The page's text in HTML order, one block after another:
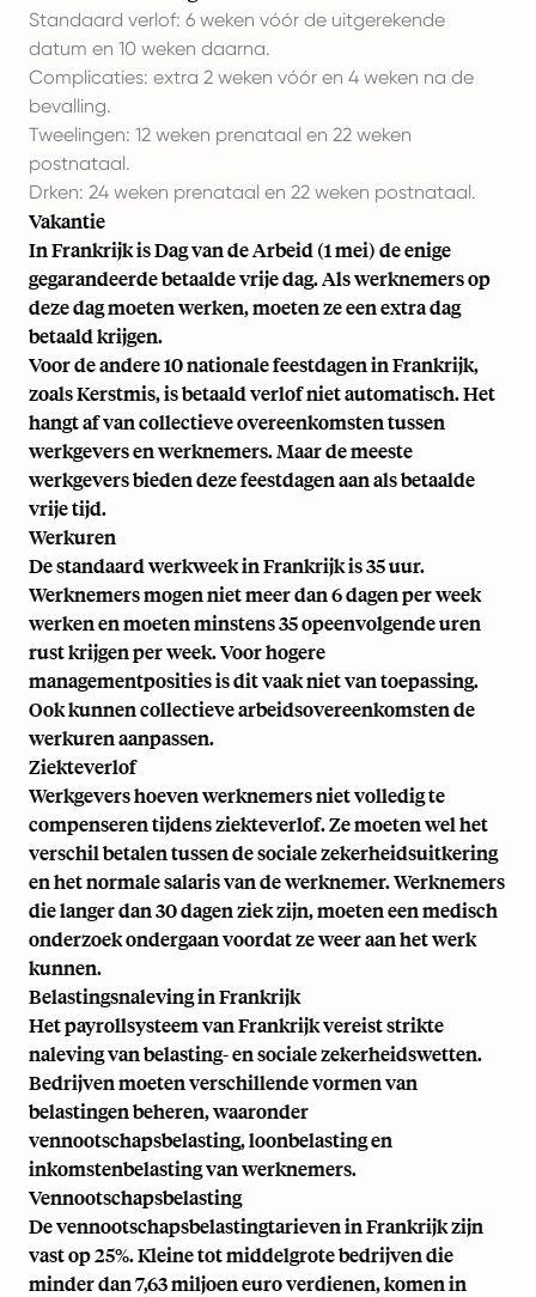
Standaard verlof: 6 weken vóór de uitgerekende
datum en 10 weken daarna.
Complicaties: extra 2 weken vóór en 4 weken na de
bevalling.
Tweelingen: 12 weken prenataal en 22 weken
postnataal.
Drken: 24 weken prenataal en 22 weken postnataal.
Vakantie
In Frankrijk is Dag van de Arbeid (1 mei) de enige
gegarandeerde betaalde vrije dag. Als werknemers op
deze dag moeten werken, moeten ze een extra dag
betaald krijgen.
Voor de andere10 nationale feestdagen in Frankrijk,
zoals Kerstmis, is betaald verlof niet automatisch. Het
hangt af van collectieve overeenkomsten tussen
werkgevers en werknemers. Maar de meeste
werkgevers bieden deze feestdagen aan als betaalde
vrije tijd.
Werkuren
De standaardwerkweek in Frankrijkis 35 uur.
Werknemers mogen niet meer dan 6 dagen per week
werken en moeten minstens 35 opeenvolgende uren
rust krijgen per week. Voor hogere
managementposities is dit vaak niet van toepassing.
Ook kunnen collectieve arbeidsovereenkomsten de
werkuren aanpassen.
Ziekteverlof
Werkgevers hoeven werknemers niet volledig te
compenseren tijdens ziekteverlof. Ze moeten wel het
verschil betalen tussen de sociale zekerheidsuitkering
en het normale salaris van de werknemer. Werknemers
die langer dan 30 dagen ziek zijn, moeten een medisch
onderzoek ondergaan voordat ze weer aan het werk
kunnen.
Belastingsnaleving in Frankrijk
Het payrollsysteem van Frankrijk vereist strikte
naleving van belasting- en sociale zekerheidswetten.
Bedrijven moeten verschillende vormen van
belastingen beheren, waaronder
vennootschapsbelasting, loonbelasting en
inkomstenbelasting van werknemers.
Vennootschapsbelasting
De vennootschapsbelastingtarieven in Frankrijk zijn
vast op 25%. Kleine tot middelgrote bedrijven die
minder dan 7,63 miljoen euro verdienen, komen in